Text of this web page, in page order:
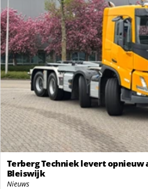
Terberg Techniek levert opnieuw
Bleiswijk
Nieuws